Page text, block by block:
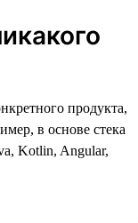
продукта,
в основе стека
Kotlin, Angular,